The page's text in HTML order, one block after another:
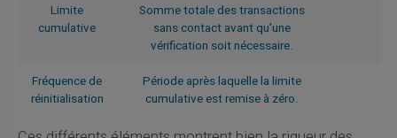
Limite
cumulative
Somme totale des transactions
sans contact avant qu’une
vérification soit nécessaire.
Fréquence de
réinitialisation
Période après laquelle la limite
cumulative est remise à zéro.